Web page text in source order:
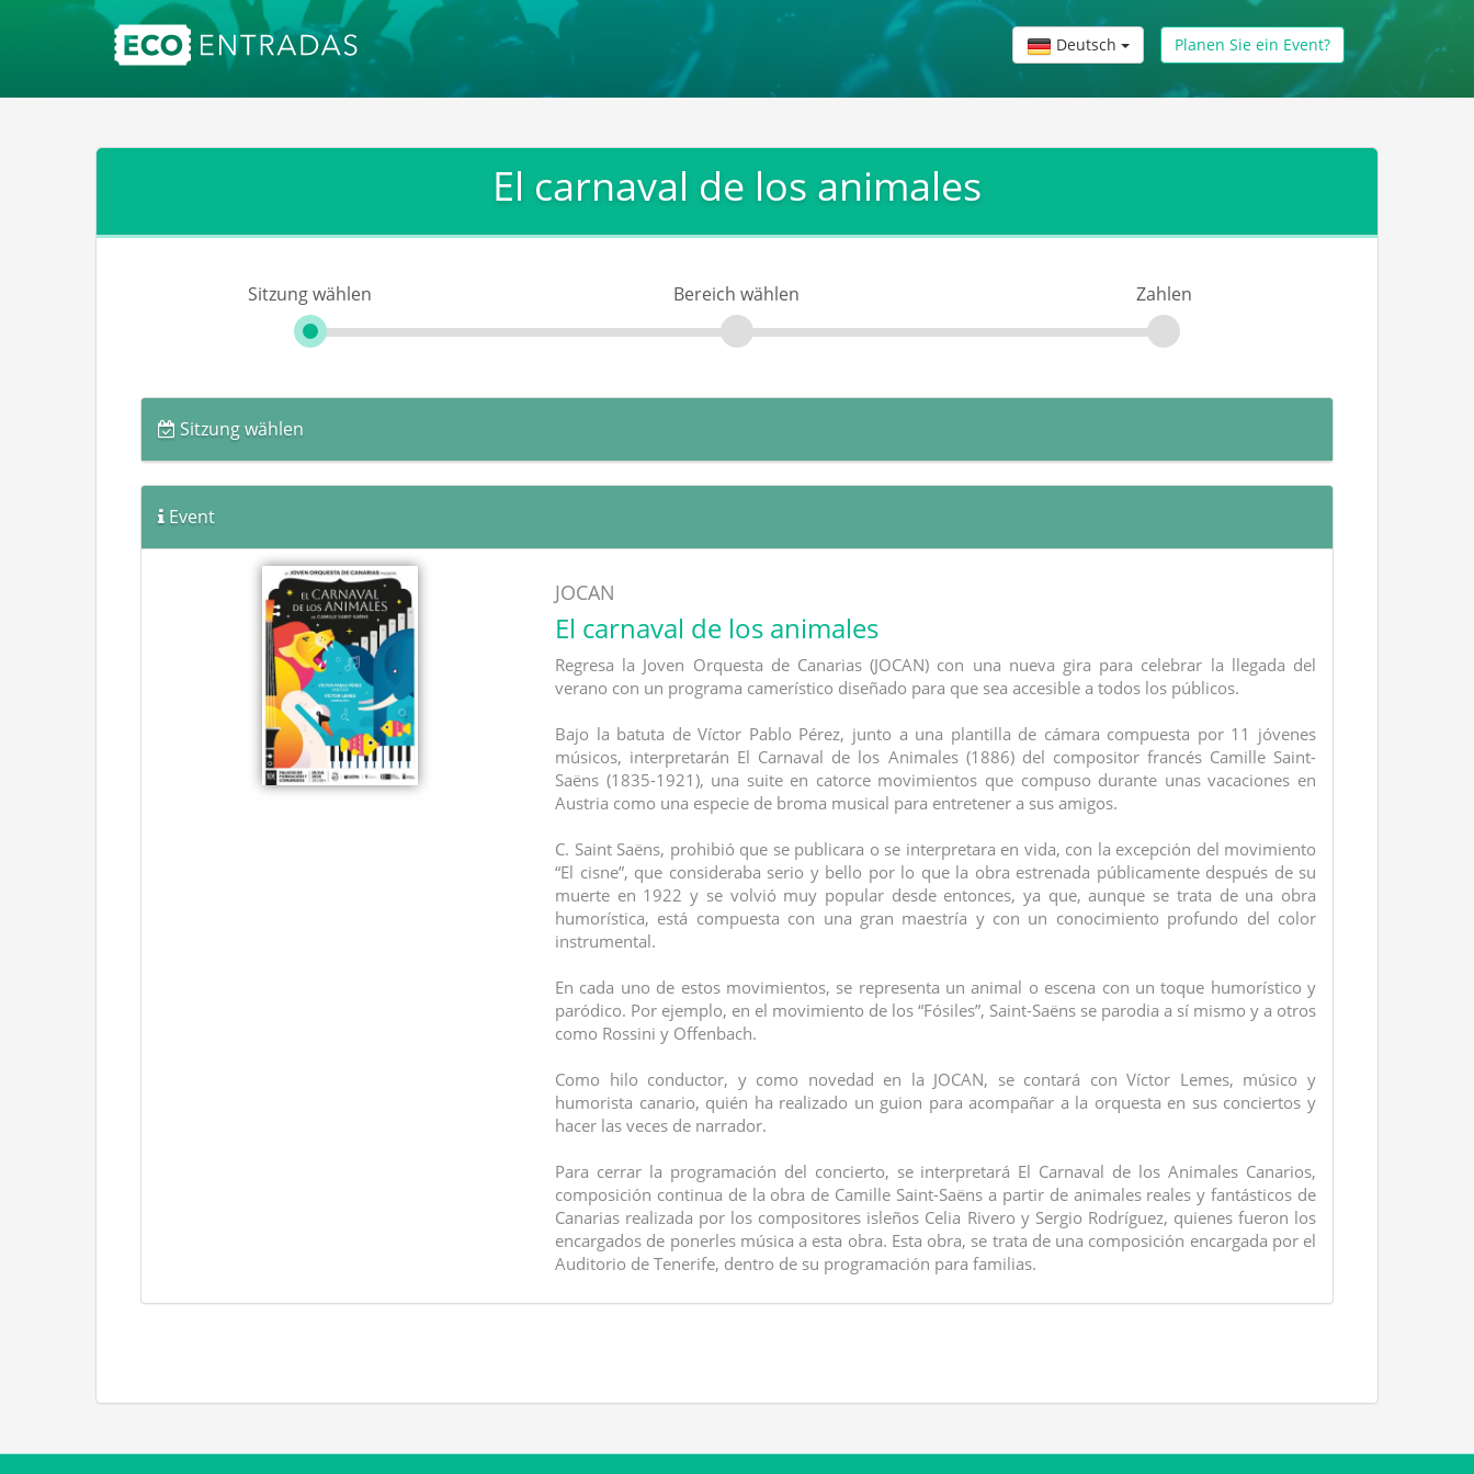
Deutsch Planen Sie ein Event?
El carnaval de los animales
Sitzung wählen Bereich wählen Zahlen
Sitzung wählen
Event
JOCAN
El carnaval de los animales
Regresa la Joven Orquesta de Canarias (JOCAN) con una nueva gira para celebrar la llegada del
verano con un programa camerístico diseñado para que sea accesible a todos los públicos.
Bajo la batuta de Víctor Pablo Pérez, junto a una plantilla de cámara compuesta por 11 jóvenes
músicos, interpretarán El Carnaval de los Animales (1886) del compositor francés Camille Saint-
Saëns (1835-1921), una suite en catorce movimientos que compuso durante unas vacaciones en
Austria como una especie de broma musical para entretener a sus amigos.
C. Saint Saëns, prohibió que se publicara o se interpretara en vida, con la excepción del movimiento
“El cisne”, que consideraba serio y bello por lo que la obra estrenada públicamente después de su
muerte en 1922 y se volvió muy popular desde entonces, ya que, aunque se trata de una obra
humorística, está compuesta con una gran maestría y con un conocimiento profundo del color
instrumental.
En cada uno de estos movimientos, se representa un animal o escena con un toque humorístico y
paródico. Por ejemplo, en el movimiento de los “Fósiles”, Saint-Saëns se parodia a sí mismo y a otros
como Rossini y Offenbach.
Como hilo conductor, y como novedad en la JOCAN, se contará con Víctor Lemes, músico y
humorista canario, quién ha realizado un guion para acompañar a la orquesta en sus conciertos y
hacer las veces de narrador.
Para cerrar la programación del concierto, se interpretará El Carnaval de los Animales Canarios,
composición continua de la obra de Camille Saint-Saëns a partir de animales reales y fantásticos de
Canarias realizada por los compositores isleños Celia Rivero y Sergio Rodríguez, quienes fueron los
encargados de ponerles música a esta obra. Esta obra, se trata de una composición encargada por el
Auditorio de Tenerife, dentro de su programación para familias.